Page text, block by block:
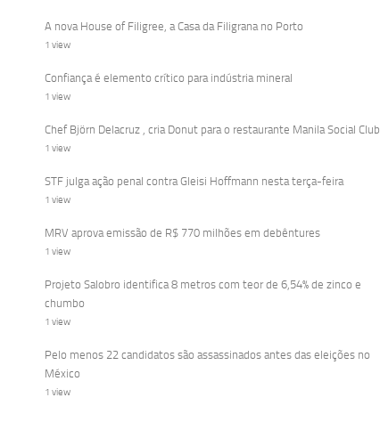
A nova House of Filigree, a Casa da Filigrana no Porto
1 view
Confiança é elemento crítico para indústria mineral
1 view
Chef Björn Delacruz , cria Donut para o restaurante Manila Social Club
1 view
STF julga ação penal contra Gleisi Hoffmann nesta terça-feira
1 view
MRV aprova emissão de R$ 770 milhões em debêntures
1 view
Projeto Salobro identifica 8 metros com teor de 6,54% de zinco e
chumbo
1 view
Pelo menos 22 candidatos são assassinados antes das eleições no
México
1 view